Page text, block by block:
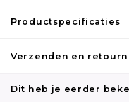
Productspecificaties
Verzenden en
Dit heb je eerder